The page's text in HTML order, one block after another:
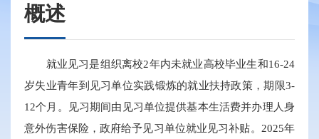
概述
就业见习是组织离校2年内未就业高校毕业生和16-24
岁失业青年到见习单位实践锻炼的就业扶持政策，期限3-
12个月。见习期间由见习单位提供基本生活费并办理人身
意外伤害保险，政府给予见习单位就业见习补贴。2025年